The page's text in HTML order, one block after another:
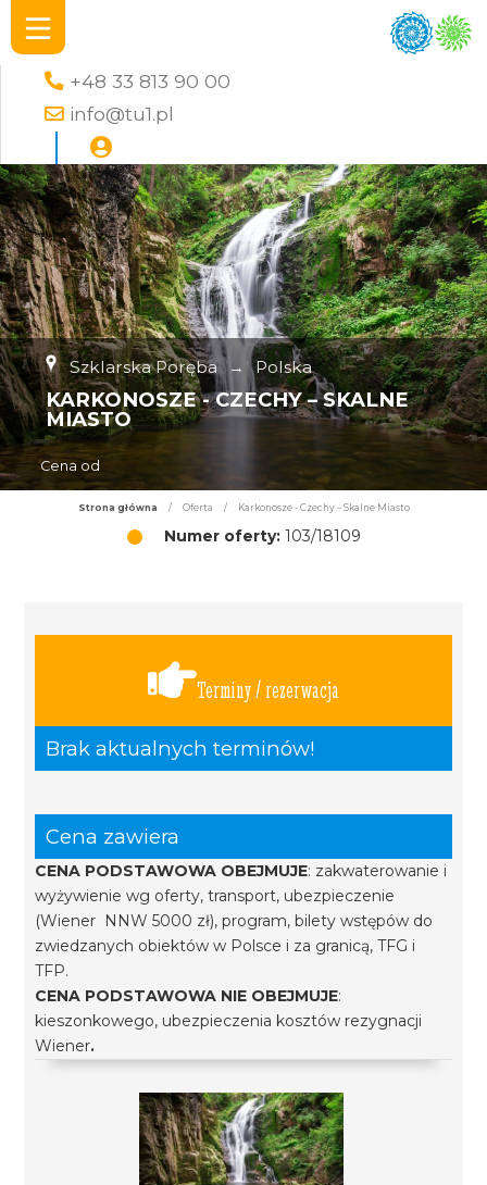
+48 33 813 90 00
info@tu1.pl
Szklarska Poręba → Polska
KARKONOSZE - CZECHY – SKALNE
MIASTO
Cena od
Strona główna / Oferta / Karkonosze - Czechy – Skalne Miasto
Numer oferty:103/18109
Terminy / rezerwacja
Brak aktualnych terminów!
Cena zawiera
CENA PODSTAWOWA OBEJMUJE: zakwaterowanie i
wyżywienie wg oferty, transport, ubezpieczenie
(Wiener NNW 5000 zł), program, bilety wstępów do
zwiedzanych obiektów w Polsce i za granicą, TFG i
TFP.
CENA PODSTAWOWA NIE OBEJMUJE:
kieszonkowego, ubezpieczenia kosztów rezygnacji
Wiener.